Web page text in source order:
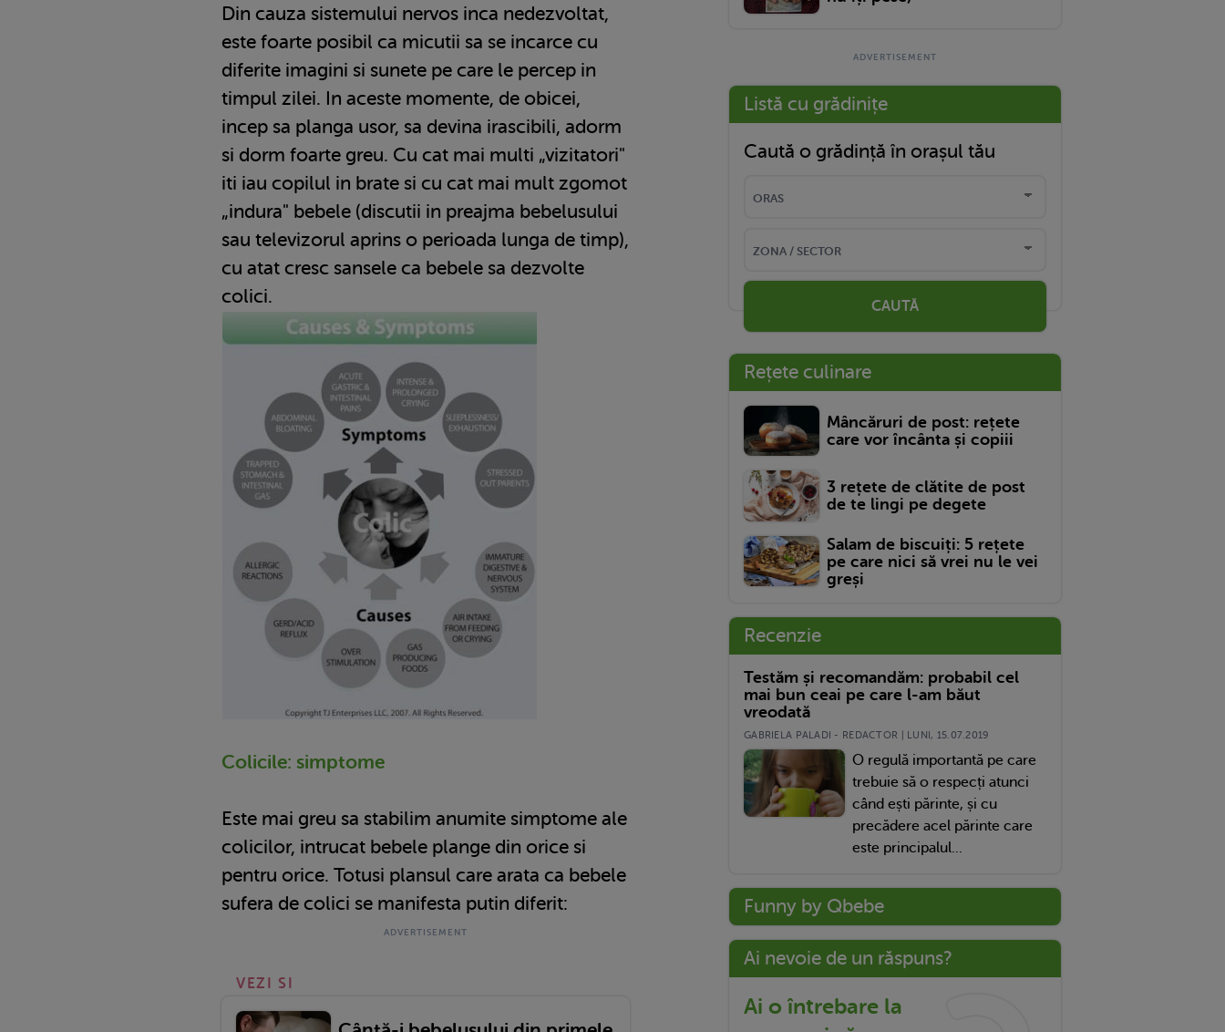
Din cauza sistemului nervos inca nedezvoltat,
este foarte posibil ca micutii sa se incarce cu
diferite imagini si sunete pe care le percep in
timpul zilei. In aceste momente, de obicei,
incep sa planga usor, sa devina irascibili, adorm
si dorm foarte greu. Cu cat mai multi „vizitatori"
iti iau copilul in brate si cu cat mai mult zgomot
„indura" bebele (discutii in preajma bebelusului
sau televizorul aprins o perioada lunga de timp),
cu atat cresc sansele ca bebele sa dezvolte
colici.
Colicile: simptome
Este mai greu sa stabilim anumite simptome ale
colicilor, intrucat bebele plange din orice si
pentru orice. Totusi plansul care arata ca bebele
sufera de colici se manifesta putin diferit:
VEZI SI
Listă cu grădinițe
Caută o grădință în orașul tău
CAUTĂ
Rețete culinare
Mâncăruri de post: rețete
care vor încânta și copiii
3 rețete de clătite de post
de te lingi pe degete
Salam de biscuiți: 5 rețete
pe care nici să vrei nu le vei
greși
Recenzie
Testăm și recomandăm: probabil cel
mai bun ceai pe care l-am băut
vreodată
GABRIELA PALADI - REDACTOR | LUNI, 15.07.2019
O regulă importantă pe care
trebuie să o respecți atunci
când ești părinte, și cu
precădere acel părinte care
este principalul...
Funny by Qbebe
Ai nevoie de un răspuns?
Ai o întrebare la